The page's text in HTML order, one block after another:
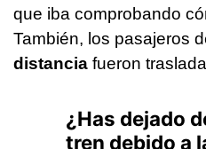
que iba comprobando
También, los pasajeros
distancia fueron